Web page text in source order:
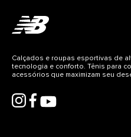
Calçados e roupas esportivas de
tecnologia e conforto. Tênis para
acessórios que maximizam seu